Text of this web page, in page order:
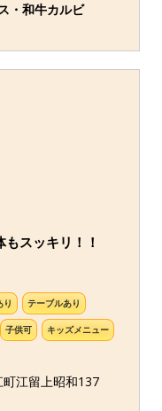
・和牛カルビ
スッキリ！！
り テーブルあり
子供可 キッズメニュー
江留上昭和137